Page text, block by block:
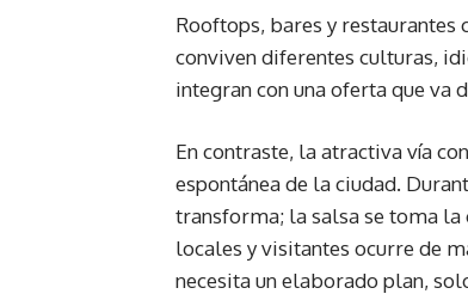
Rooftops, bares y restaurantes
conviven diferentes culturas,
integran con una oferta que va
En contraste, la atractiva vía
espontánea de la ciudad.
transforma; la salsa se toma
locales y visitantes ocurre de
necesita un elaborado plan,